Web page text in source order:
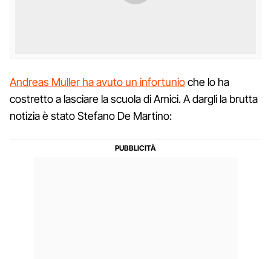
Andreas Muller ha avuto un infortunioche lo ha
costretto a lasciare la scuola di Amici. A dargli la brutta
notizia è stato Stefano De Martino: